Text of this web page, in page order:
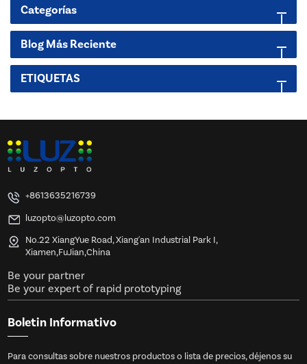
Categorías
Blog Más Reciente
ETIQUETAS
+8613635216739
luzopto@luzopto.com
No.22 XiangYue Road, Xiang'an Industrial Park I,
Xiamen,FuJian,China
Be your partner
Be your expert of rapid prototyping
Boletin Informativo
Para consultas sobre nuestros productos o lista de precios, déjenos su